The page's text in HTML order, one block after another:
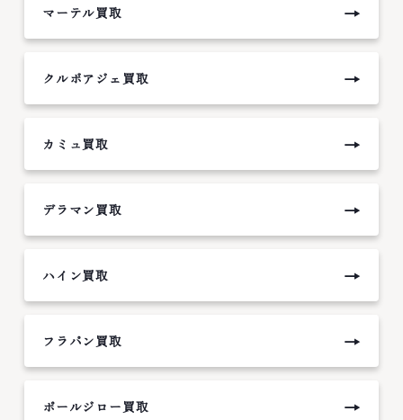
マーテル買取 →
クルボアジェ買取 →
カミュ買取 →
デラマン買取 →
ハイン買取 →
フラパン買取 →
ポールジロー買取 →